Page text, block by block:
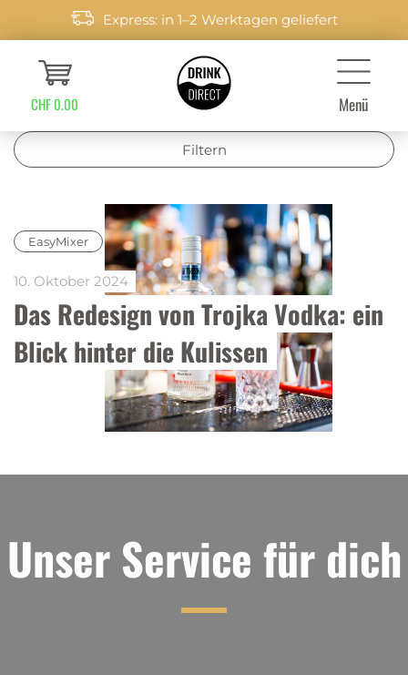
Express: in 1–2 Werktagen geliefert
CHF 0.00 Menü
Filtern
EasyMixer
Das Redesign von Trojka Vodka: ein
Blick hinter die Kulissen
10. Oktober 2024
Unser Service für dich